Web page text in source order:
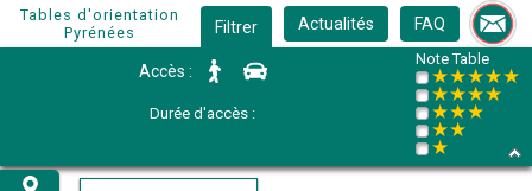
Tables d'orientation
Pyrénées
Filtrer Actualités FAQ
Accès :
Durée d'accès :
Note Table
★★★★★
★★★★
★★★
★★
★